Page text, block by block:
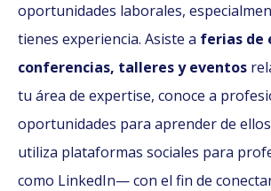
oportunidades laborales,
tienes experiencia. Asiste a ferias de
conferencias, talleres y eventos
tu área de expertise, conoce a
oportunidades para aprender de
utiliza plataformas sociales para
como LinkedIn— con el fin de